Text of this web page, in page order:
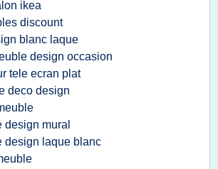
ikea
discount
blanc laque
design occasion
tele ecran plat
deco design
design mural
design laque blanc